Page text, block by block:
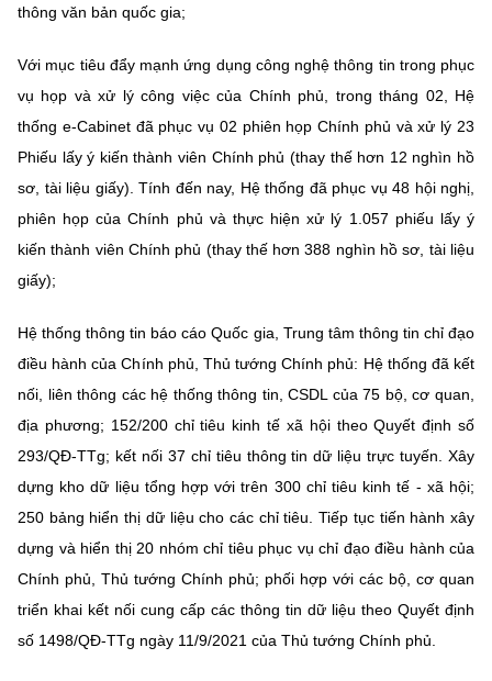
thông văn bản quốc gia;
Với mục tiêu đẩy mạnh ứng dụng công nghệ thông tin trong phục
vụ họp và xử lý công việc của Chính phủ, trong tháng 02, Hệ
thống e-Cabinet đã phục vụ 02 phiên họp Chính phủ và xử lý 23
Phiếu lấy ý kiến thành viên Chính phủ (thay thế hơn 12 nghìn hồ
sơ, tài liệu giấy). Tính đến nay, Hệ thống đã phục vụ 48 hội nghị,
phiên họp của Chính phủ và thực hiện xử lý 1.057 phiếu lấy ý
kiến thành viên Chính phủ (thay thế hơn 388 nghìn hồ sơ, tài liệu
giấy);
Hệ thống thông tin báo cáo Quốc gia, Trung tâm thông tin chỉ đạo
điều hành của Chính phủ, Thủ tướng Chính phủ: Hệ thống đã kết
nối, liên thông các hệ thống thông tin, CSDL của 75 bộ, cơ quan,
địa phương; 152/200 chỉ tiêu kinh tế xã hội theo Quyết định số
293/QĐ-TTg; kết nối 37 chỉ tiêu thông tin dữ liệu trực tuyến. Xây
dựng kho dữ liệu tổng hợp với trên 300 chỉ tiêu kinh tế - xã hội;
250 bảng hiển thị dữ liệu cho các chỉ tiêu. Tiếp tục tiến hành xây
dựng và hiển thị 20 nhóm chỉ tiêu phục vụ chỉ đạo điều hành của
Chính phủ, Thủ tướng Chính phủ; phối hợp với các bộ, cơ quan
triển khai kết nối cung cấp các thông tin dữ liệu theo Quyết định
số 1498/QĐ-TTg ngày 11/9/2021 của Thủ tướng Chính phủ.